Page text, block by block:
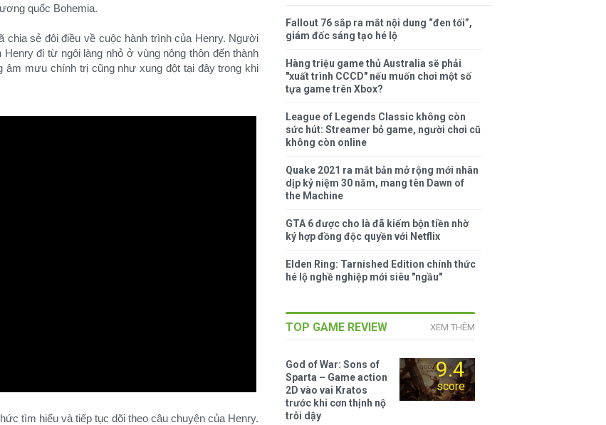
quốc Bohemia.
chia sẻ đôi điều về cuộc hành trình của Henry. Người
đi từ ngôi làng nhỏ ở vùng nông thôn đến thành
âm mưu chính trị cũng như xung đột tại đây trong khi
tìm hiểu và tiếp tục dõi theo câu chuyện của Henry.
Fallout 76 sắp ra mắt nội dung “đen tối”,
giám đốc sáng tạo hé lộ
Hàng triệu game thủ Australia sẽ phải
"xuất trình CCCD" nếu muốn chơi một số
tựa game trên Xbox?
League of Legends Classic không còn
sức hút: Streamer bỏ game, người chơi cũ
không còn online
Quake 2021 ra mắt bản mở rộng mới nhân
dịp kỷ niệm 30 năm, mang tên Dawn of
the Machine
GTA 6 được cho là đã kiếm bộn tiền nhờ
ký hợp đồng độc quyền với Netflix
Elden Ring: Tarnished Edition chính thức
hé lộ nghề nghiệp mới siêu "ngầu"
TOP GAME REVIEW XEM THÊM
9.4
score
God of War: Sons of
Sparta – Game action
2D vào vai Kratos
trước khi cơn thịnh nộ
trỗi dậy